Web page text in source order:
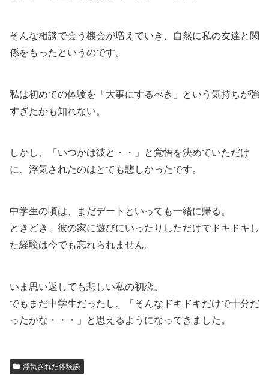
そんな相談で会う機会が増えていき、自然に私の友達と関
係をもったというのです。
私は初めての体験を「大事にするべき」という気持ちが強
すぎたかも知れない。
しかし、「いつかは彼と・・」と覚悟を決めていただけ
に、浮気されたのはとても悲しかったです。
中学生の頃は、まだデートといっても一緒に帰る。
ときどき、彼の家に遊びにいったりしただけでドキドキし
た経験は今でも忘れられません。
いま思い返しても悲しい私の初恋。
でもまだ中学生だったし、「そんなドキドキだけで十分だ
ったかな・・・」と思えるようになってきました。
浮気された体験談